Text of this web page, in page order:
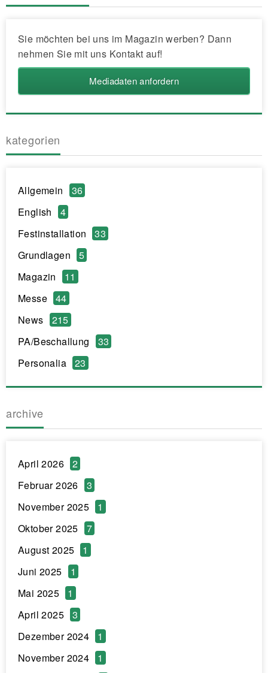
Sie möchten bei uns im Magazin werben? Dann
nehmen Sie mit uns Kontakt auf!
Mediadaten anfordern
kategorien
Allgemein
36
English
4
Festinstallation
33
Grundlagen
5
Magazin
11
Messe
44
News
215
PA/Beschallung
33
Personalia
23
archive
April 2026
2
Februar 2026
3
November 2025
1
Oktober 2025
7
August 2025
1
Juni 2025
1
Mai 2025
1
April 2025
3
Dezember 2024
1
November 2024
1